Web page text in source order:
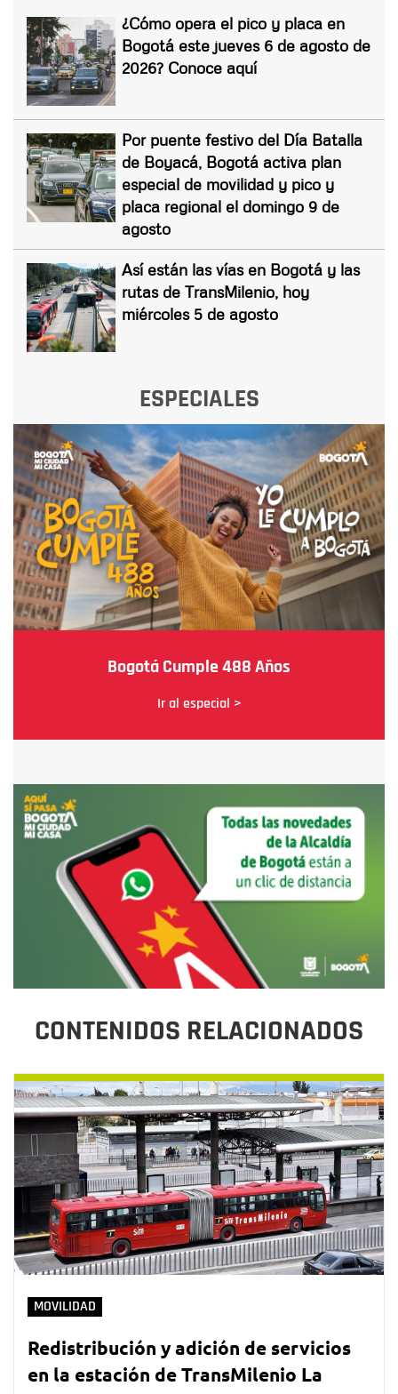
¿Cómo opera el pico y placa en
Bogotá este jueves 6 de agosto de
2026? Conoce aquí
Por puente festivo del Día Batalla
de Boyacá, Bogotá activa plan
especial de movilidad y pico y
placa regional el domingo 9 de
agosto
Así están las vías en Bogotá y las
rutas de TransMilenio, hoy
miércoles 5 de agosto
ESPECIALES
Bogotá Cumple 488 Años
Ir al especial >
CONTENIDOS RELACIONADOS
MOVILIDAD
Redistribución y adición de servicios
en la estación de TransMilenio La